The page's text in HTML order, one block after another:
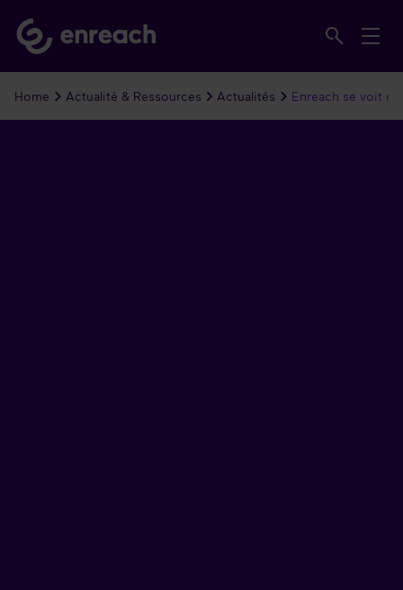
Home Actualité & Ressources Actualités Enreach se voit